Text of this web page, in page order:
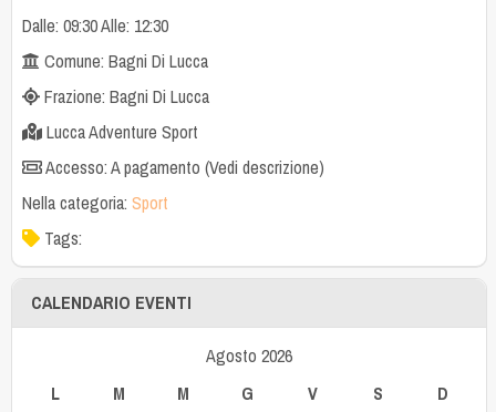
Dalle: 09:30 Alle: 12:30
Comune: Bagni Di Lucca
Frazione: Bagni Di Lucca
Lucca Adventure Sport
Accesso: A pagamento (Vedi descrizione)
Nella categoria: Sport
Tags:
CALENDARIO EVENTI
Agosto 2026
L
M M G V S D